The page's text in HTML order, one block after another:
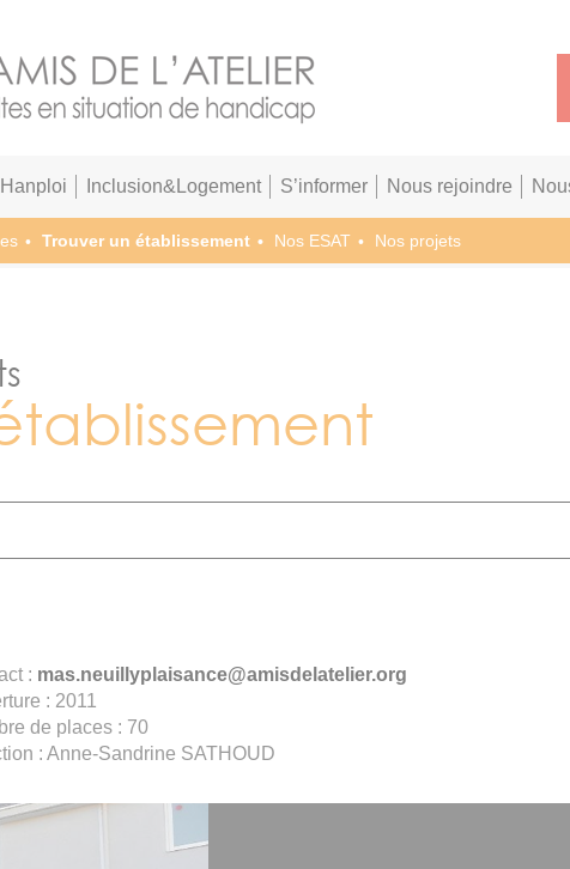
Trouver un établissement Nos ESAT Nos projets
Inclusion&Logement S’informer Nous rejoindre
: mas.neuillyplaisance@amisdelatelier.org
: 2011
de places : 70
: Anne-Sandrine SATHOUD